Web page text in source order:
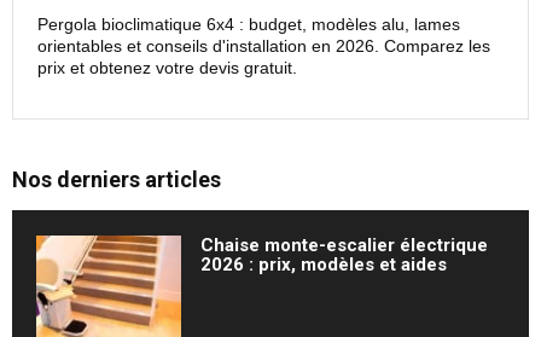
Pergola bioclimatique 6x4 : budget, modèles alu, lames
orientables et conseils d'installation en 2026. Comparez les
prix et obtenez votre devis gratuit.
Nos derniers articles
Chaise monte-escalier électrique
2026 : prix, modèles et aides